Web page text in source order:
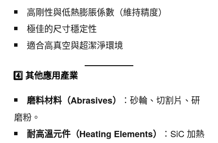
高剛性與低熱膨脹係數（維持精度）
極佳的尺寸穩定性
適合高真空與超潔淨環境
4️⃣ 其他應用產業
磨料材料（Abrasives）
：砂輪、切割片、研
磨粉。
耐高溫元件（Heating Elements）
：SiC 加熱